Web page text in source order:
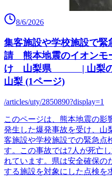
8/6/2026
集客施設や学校施設で
請 熊本地震のイオンモ
け 山梨県 | 山梨のニ
山梨 (1ページ)
/articles/uty/2850890?display=1
このページは、熊本地震の影
発生した爆発事故を受け、山
客施設や学校施設での緊急点
す。この事故では7人が死亡
れています。県は安全確保の
する施設を対象にした点検を